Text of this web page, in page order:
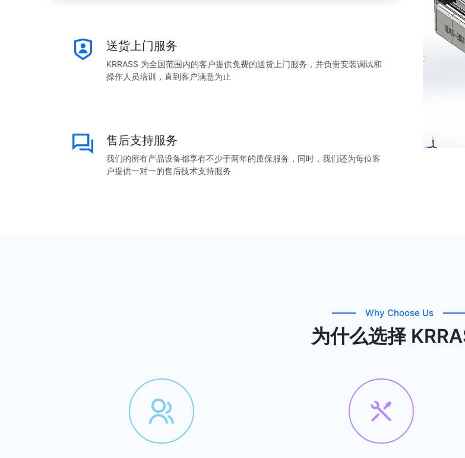
送货上门服务
KRRASS 为全国范围内的客户提供免费的送货上门服务，并负责安装调试和
操作人员培训，直到客户满意为止
售后支持服务
我们的所有产品设备都享有不少于两年的质保服务，同时，我们还为每位客
户提供一对一的售后技术支持服务
为什么选择
Why Choose Us